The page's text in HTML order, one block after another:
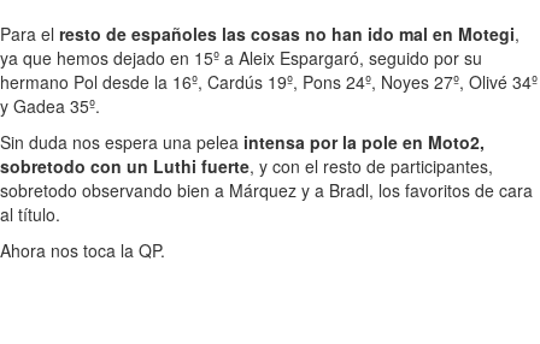
Para el resto de españoles las cosas no han ido mal en Motegi,
ya que hemos dejado en 15º a Aleix Espargaró, seguido por su
hermano Pol desde la 16º, Cardús 19º, Pons 24º, Noyes 27º, Olivé 34º
y Gadea 35º.
Sin duda nos espera una pelea intensa por la pole en Moto2,
sobretodo con un Luthi fuerte, y con el resto de participantes,
sobretodo observando bien a Márquez y a Bradl, los favoritos de cara
al título.
Ahora nos toca la QP.